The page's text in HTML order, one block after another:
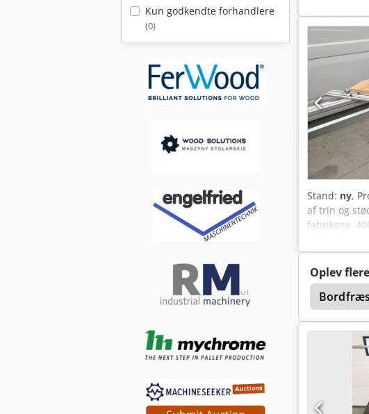
Kun godkendte forhandlere
(0)
kW: 4
Cjdeiwa
afhentning
bearbejdes
sammen
har den
Stand: ny,
af trin og
fabriksny.
Oplev
Step Four Scheer Router